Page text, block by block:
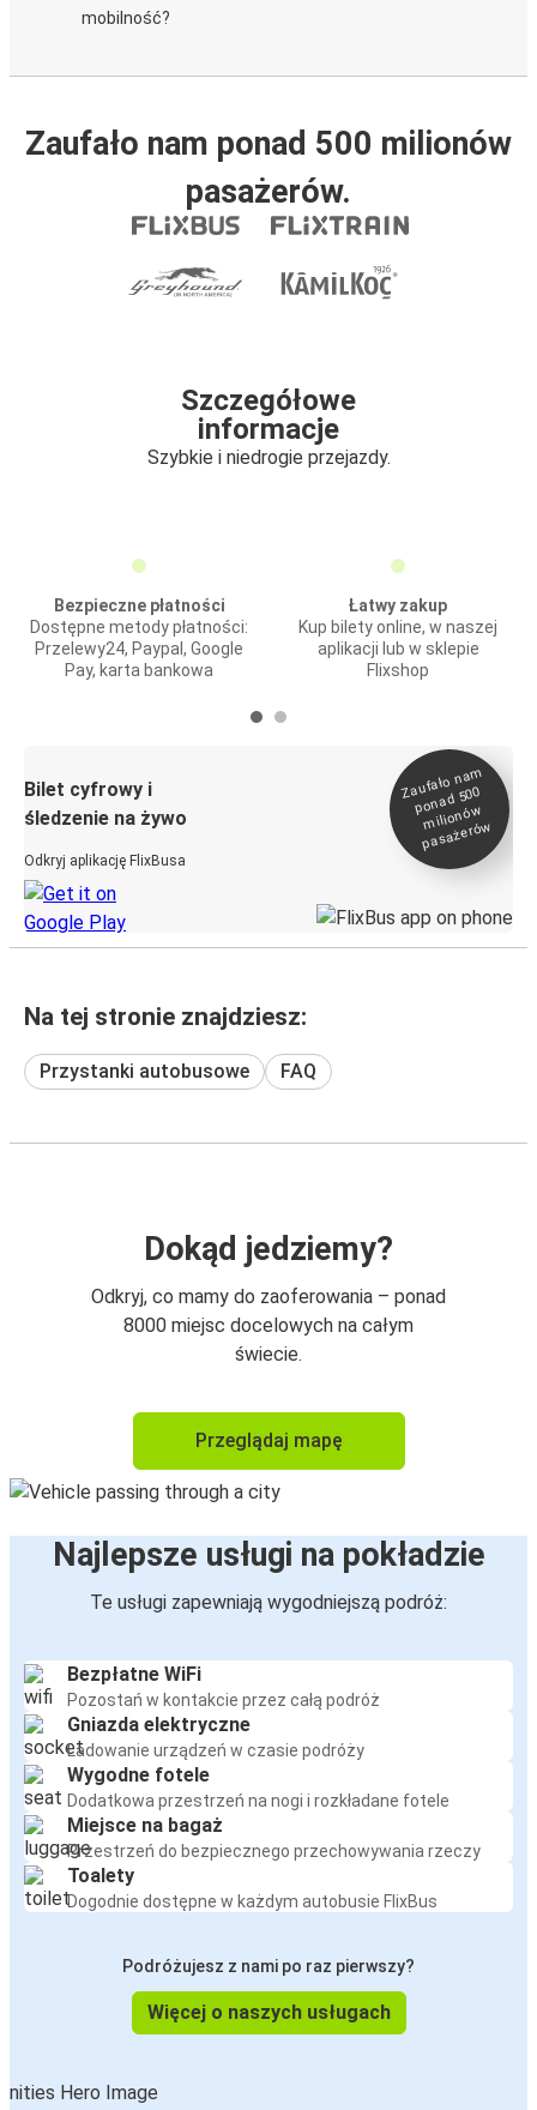
mobilność?
Zaufało nam ponad 500 milionów
pasażerów.
Szczegółowe
informacje
Szybkie i niedrogie przejazdy.
Bezpieczne płatności
Dostępne metody płatności:
Przelewy24, Paypal, Google
Pay, karta bankowa
Łatwy zakup
Kup bilety online, w naszej
aplikacji lub w sklepie
Flixshop
Bilet cyfrowy i
śledzenie na żywo
Odkryj aplikację FlixBusa
Zaufało na
m
ponad 500
milionó
w
pasażeró
w
Na tej stronie znajdziesz:
Przystanki autobusowe FAQ
Dokąd jedziemy?
Odkryj, co mamy do zaoferowania – ponad
8000 miejsc docelowych na całym
świecie.
Przeglądaj mapę
Najlepsze usługi na pokładzie
Te usługi zapewniają wygodniejszą podróż:
Bezpłatne WiFi
Pozostań w kontakcie przez całą podróż
Gniazda elektryczne
Ładowanie urządzeń w czasie podróży
Wygodne fotele
Dodatkowa przestrzeń na nogi i rozkładane fotele
Miejsce na bagaż
Przestrzeń do bezpiecznego przechowywania rzeczy
Toalety
Dogodnie dostępne w każdym autobusie FlixBus
Podróżujesz z nami po raz pierwszy?
Więcej o naszych usługach